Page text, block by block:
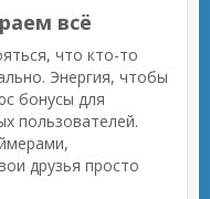
всё
что кто-то
Энергия, чтобы
бонусы для
пользователей.
друзья просто